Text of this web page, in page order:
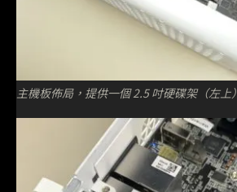
主機板佈局，提供一個 2.5 吋硬碟架（左上）